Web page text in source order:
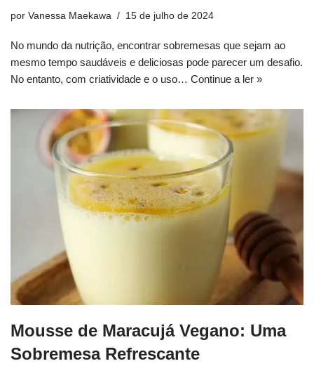
por Vanessa Maekawa 15 de julho de 2024
No mundo da nutrição, encontrar sobremesas que sejam ao
mesmo tempo saudáveis e deliciosas pode parecer um desafio.
No entanto, com criatividade e o uso… Continue a ler »
Mousse de Maracujá Vegano: Uma
Sobremesa Refrescante